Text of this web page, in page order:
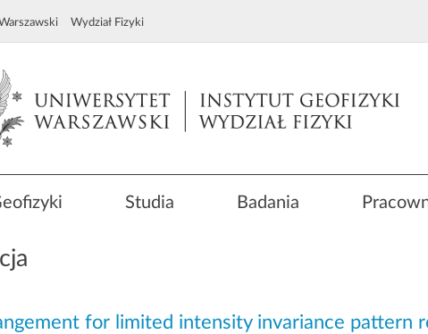
Wydział Fizyki
Studia Badania
for limited intensity invariance